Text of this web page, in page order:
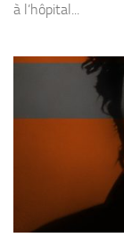
à l’hôpital...